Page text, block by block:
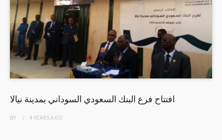
افتتاح فرع البنك السعودي السوداني بمدينة نيالا
BY 4 YEARSAGO